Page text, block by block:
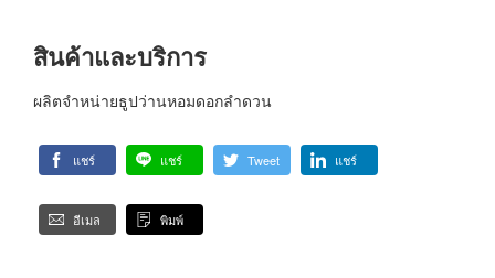
สินค้าและบริการ
ผลิตจำหน่ายธูปว่านหอมดอกลำดวน
แชร์ แชร์ Tweet แชร์
อีเมล พิมพ์